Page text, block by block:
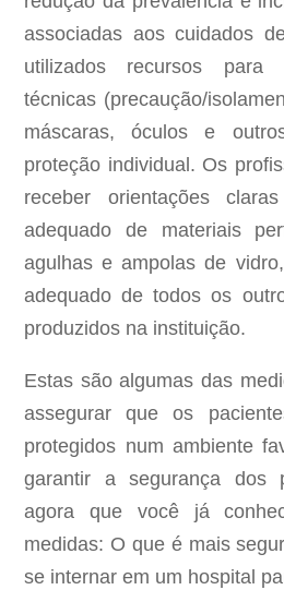
associadas aos cuidados
utilizados recursos para
técnicas (precaução/
máscaras, óculos e
proteção individual. Os
receber orientações
adequado de materiais
agulhas e ampolas de
adequado de todos os
produzidos na instituição.
Estas são algumas das
assegurar que os
protegidos num ambiente
garantir a segurança dos
agora que você já
medidas: O que é mais
se internar em um hospital